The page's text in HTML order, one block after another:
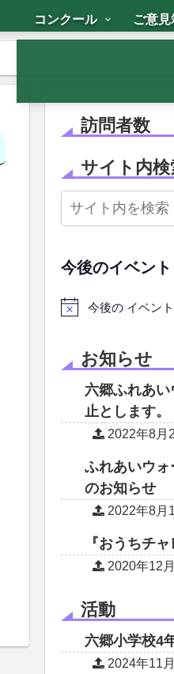
コンクール ご意見
訪問者数
サイト内検
今後のイベント
今後の イベン
お知らせ
六郷ふれあ
止とします。
2022年8月
ふれあいウ
のお知らせ
2022年8月
『おうちチ
2020年12
活動
六郷小学校4
2024年11